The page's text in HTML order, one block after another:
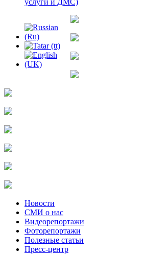
услуги и ДМС)
Новости
СМИ о нас
Видеорепортажи
Фоторепортажи
Полезные статьи
Пресс-центр